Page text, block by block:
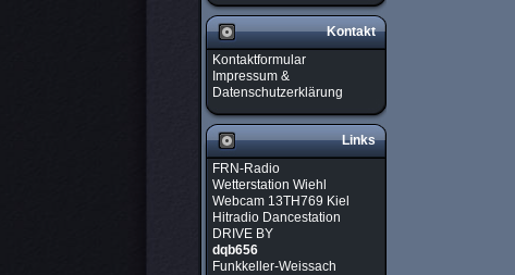
Kontakt
Kontaktformular
Impressum &
Datenschutzerklärung
Links
FRN-Radio
Wetterstation Wiehl
Webcam 13TH769 Kiel
Hitradio Dancestation
DRIVE BY
dqb656
Funkkeller-Weissach